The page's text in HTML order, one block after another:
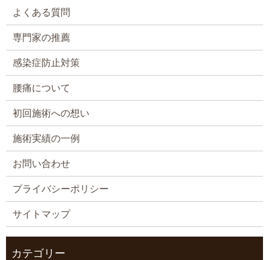
よくある質問
専門家の推薦
感染症防止対策
腰痛について
初回施術への想い
施術実績の一例
お問い合わせ
プライバシーポリシー
サイトマップ
カテゴリー